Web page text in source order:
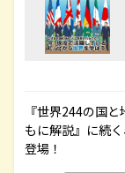
『世界244の国
もに解説』に続
登場！